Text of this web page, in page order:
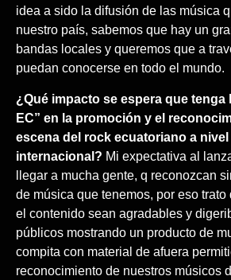
idea a sido la difusión de las música
nuestro país, sabemos que hay un
bandas locales y queremos que a
puedan conocerse en todo el mundo.
¿Qué impacto se espera que tenga
EC” en la promoción y el
escena del rock ecuatoriano a
internacional? Mi expectativa al
llegar a mucha gente, q reconozcan
de música que tenemos, por eso
el contenido sean agradables y
públicos mostrando un producto de
compita con material de afuera
reconocimiento de nuestros músicos